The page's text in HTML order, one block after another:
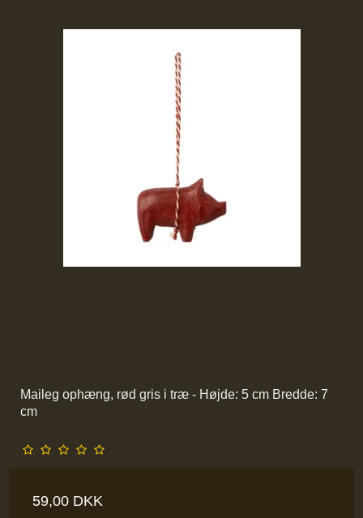
Maileg ophæng, rød gris i træ - Højde: 5 cm Bredde: 7
cm
59,00 DKK